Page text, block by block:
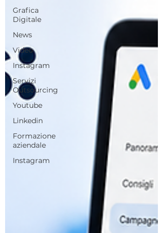
Grafica
Digitale
News
Video
Instagram
Servizi
Outsourcing
Youtube
Linkedin
Formazione
aziendale
Instagram